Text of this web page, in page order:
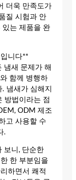
더욱 만족도가
질 시험과 안
있는 제품을 완
니다**
냄새 문제가 해
함께 병행하
냄새가 심해지
방법이라는 점
ODM 제조
고 사용할 수
.
보니, 단순한
한 부분임을
하면서 쾌적